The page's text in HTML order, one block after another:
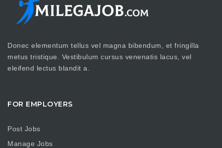
Donec elementum tellus vel magna bibendum, et fringilla
metus tristique. Vestibulum cursus venenatis lacus, vel
eleifend lectus blandit a.
FOR EMPLOYERS
Post Jobs
Manage Jobs